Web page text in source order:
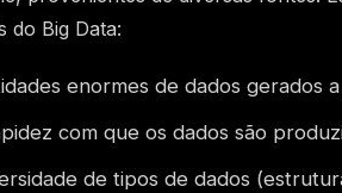
do Big Data:
enormes de dados gerados
com que os dados são
de tipos de dados